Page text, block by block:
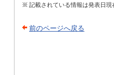
記載されている情報は発表日
前のページへ戻る